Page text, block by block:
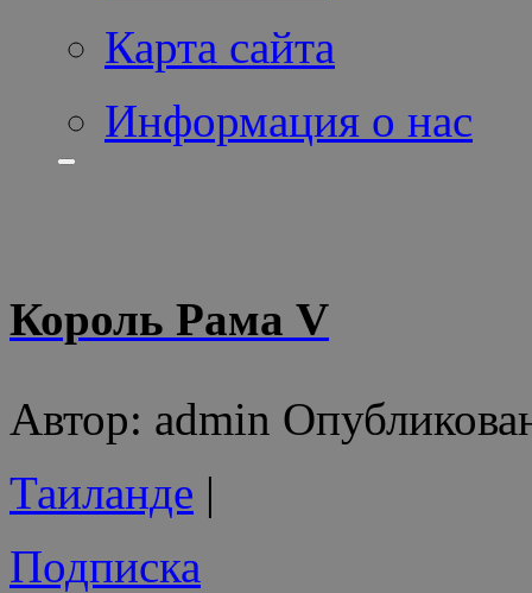
Карта сайта
Информация о нас
Король Рама V
Автор: admin
Таиланде |
Подписка